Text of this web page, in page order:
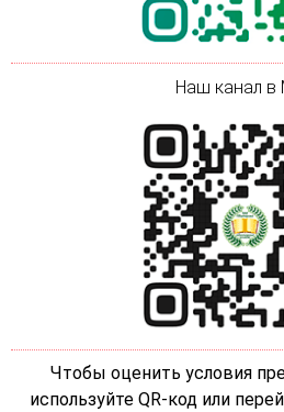
Наш канал в
Чтобы оценить условия
используйте QR-код или